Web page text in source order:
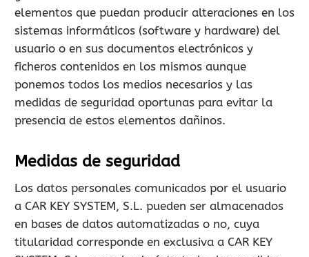
elementos que puedan producir alteraciones en los
sistemas informáticos (software y hardware) del
usuario o en sus documentos electrónicos y
ficheros contenidos en los mismos aunque
ponemos todos los medios necesarios y las
medidas de seguridad oportunas para evitar la
presencia de estos elementos dañinos.
Medidas de seguridad
Los datos personales comunicados por el usuario
a CAR KEY SYSTEM, S.L. pueden ser almacenados
en bases de datos automatizadas o no, cuya
titularidad corresponde en exclusiva a CAR KEY